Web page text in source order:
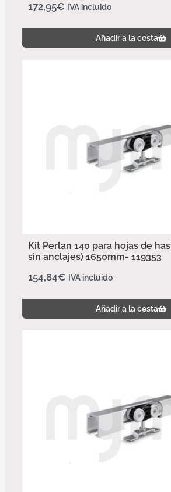
172,95€ IVA incluido
Añadir a la cesta
Kit Perlan 140 para hojas de
sin anclajes) 1650mm- 119353
154,84€ IVA incluido
Añadir a la cesta